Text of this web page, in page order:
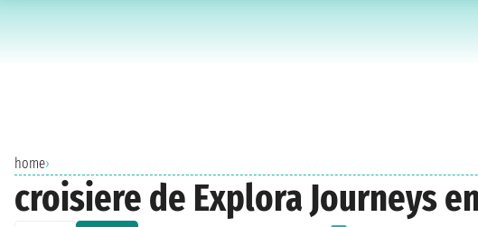
home›
croisiere de Explora Journeys